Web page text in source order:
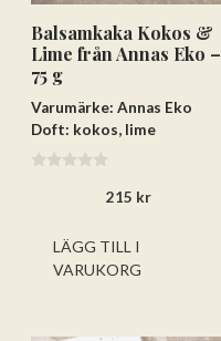
Balsamkaka Kokos &
Lime från Annas Eko –
75 g
Varumärke: Annas Eko
Doft: kokos, lime
215 kr
LÄGG TILL I
VARUKORG